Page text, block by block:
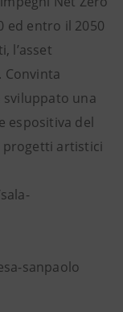
ed entro il 2050
l’asset
Convinta
una
espositiva del
progetti artistici
sanpaolo